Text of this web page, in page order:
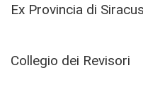
Ex Provincia di
Collegio dei Revisori